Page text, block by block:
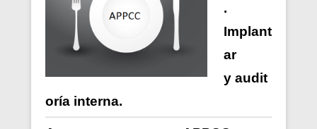
.
Implant
ar
y audit
oría interna.